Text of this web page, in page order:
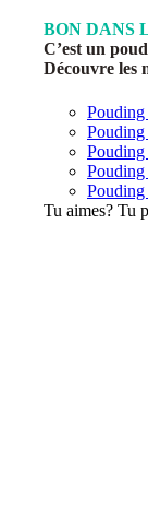
BON DANS
C’est un
Découvre les
Pouding
Pouding
Pouding
Pouding
Tu aimes? Tu